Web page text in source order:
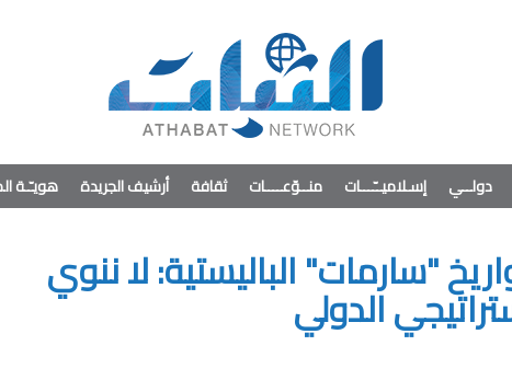
دولــي إسـلاميــّـــات منــوّعــــات ثقافة أرشيف الجريدة هويـّـة
"سارمات" الباليستية: لا ننوي
الدولي